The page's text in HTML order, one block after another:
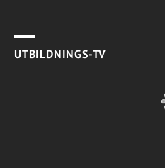
UTBILDNINGS-TV